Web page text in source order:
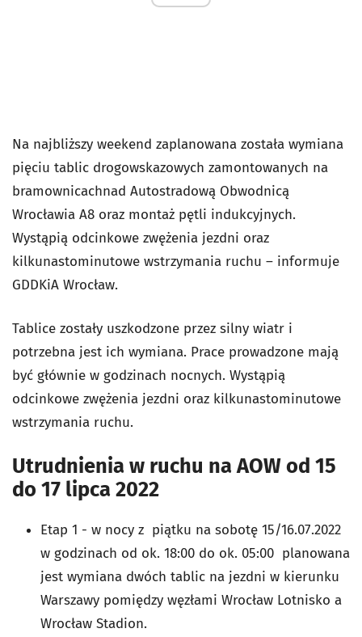
Na najbliższy weekend zaplanowana została wymiana
pięciu tablic drogowskazowych zamontowanych na
bramownicachnad Autostradową Obwodnicą
Wrocławia A8 oraz montaż pętli indukcyjnych.
Wystąpią odcinkowe zwężenia jezdni oraz
kilkunastominutowe wstrzymania ruchu – informuje
GDDKiA Wrocław.
Tablice zostały uszkodzone przez silny wiatr i
potrzebna jest ich wymiana. Prace prowadzone mają
być głównie w godzinach nocnych. Wystąpią
odcinkowe zwężenia jezdni oraz kilkunastominutowe
wstrzymania ruchu.
Utrudnienia w ruchu na AOW od 15
do 17 lipca 2022
Etap 1 - w nocy z piątku na sobotę 15/16.07.2022
w godzinach od ok. 18:00 do ok. 05:00 planowana
jest wymiana dwóch tablic na jezdni w kierunku
Warszawy pomiędzy węzłami Wrocław Lotnisko a
Wrocław Stadion.